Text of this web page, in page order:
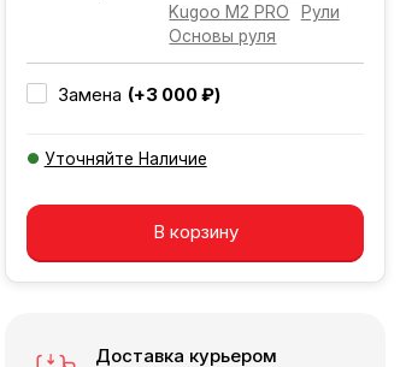
Kugoo M2 PRO
Рули
Основы руля
Замена (+3 000 ₽)
Уточняйте Наличие
Добавляется...
В корзину
Добавлен
Доставка курьером